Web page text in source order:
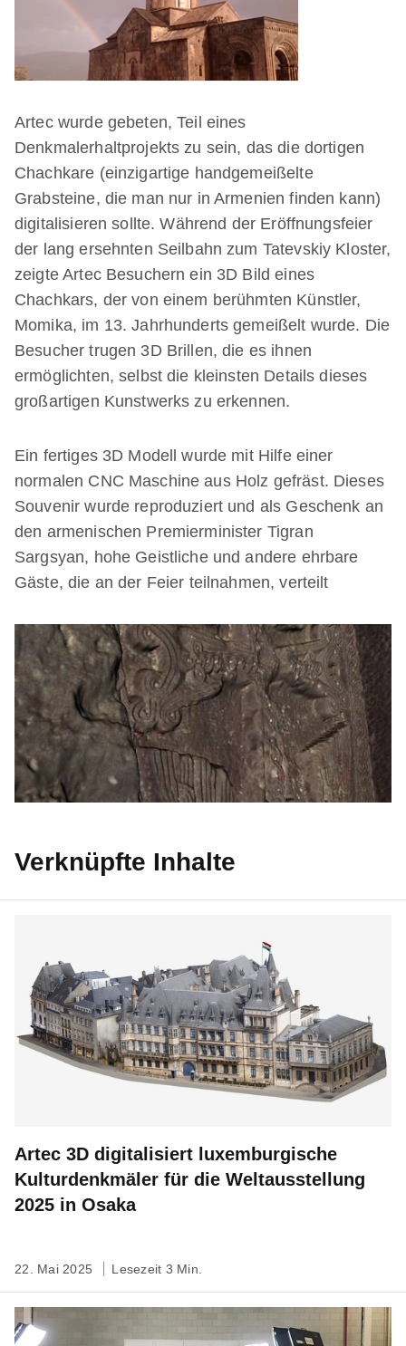
Artec wurde gebeten, Teil eines
Denkmalerhaltprojekts zu sein, das die dortigen
Chachkare (einzigartige handgemeißelte
Grabsteine, die man nur in Armenien finden kann)
digitalisieren sollte. Während der Eröffnungsfeier
der lang ersehnten Seilbahn zum Tatevskiy Kloster,
zeigte Artec Besuchern ein 3D Bild eines
Chachkars, der von einem berühmten Künstler,
Momika, im 13. Jahrhunderts gemeißelt wurde. Die
Besucher trugen 3D Brillen, die es ihnen
ermöglichten, selbst die kleinsten Details dieses
großartigen Kunstwerks zu erkennen.
Ein fertiges 3D Modell wurde mit Hilfe einer
normalen CNC Maschine aus Holz gefräst. Dieses
Souvenir wurde reproduziert und als Geschenk an
den armenischen Premierminister Tigran
Sargsyan, hohe Geistliche und andere ehrbare
Gäste, die an der Feier teilnahmen, verteilt
Verknüpfte Inhalte
Artec 3D digitalisiert luxemburgische
Kulturdenkmäler für die Weltausstellung
2025 in Osaka
22. Mai 2025 Lesezeit 3 Min.